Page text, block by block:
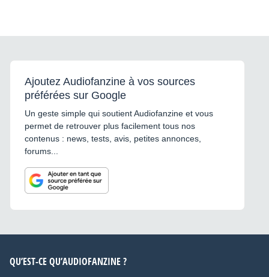
Ajoutez Audiofanzine à vos sources
préférées sur Google
Un geste simple qui soutient Audiofanzine et vous
permet de retrouver plus facilement tous nos
contenus : news, tests, avis, petites annonces,
forums...
QU’EST-CE QU’AUDIOFANZINE ?